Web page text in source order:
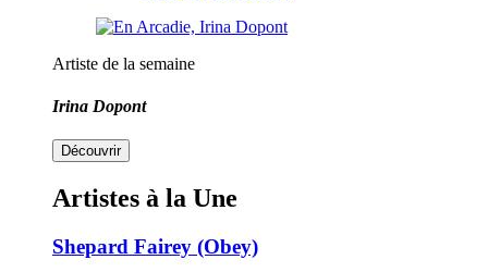
Artiste de la semaine
Irina Dopont
Découvrir
Artistes à la Une
Shepard Fairey (Obey)